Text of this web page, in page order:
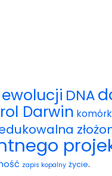
DNA
Darwin
zapis kopalny życie.